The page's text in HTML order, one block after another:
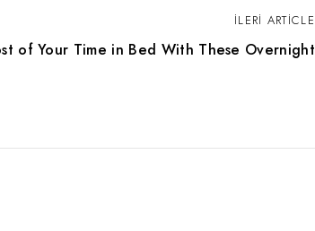
İLERI ARTICLE
of Your Time in Bed With These Overnight